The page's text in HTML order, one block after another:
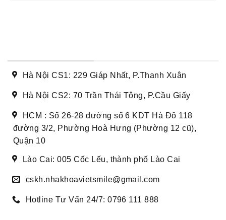
Hà Nội CS1: 229 Giáp Nhất, P.Thanh Xuân
Hà Nội CS2: 70 Trần Thái Tông, P.Cầu Giấy
HCM : Số 26-28 đường số 6 KDT Hà Đô 118
đường 3/2, Phường Hoà Hưng (Phường 12 cũ),
Quận 10
Lào Cai: 005 Cốc Lếu, thành phố Lào Cai
cskh.nhakhoavietsmile@gmail.com
Hotline Tư Vấn 24/7: 0796 111 888